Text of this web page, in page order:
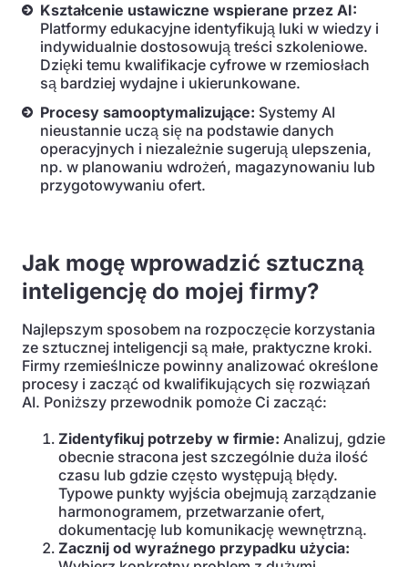
Kształcenie ustawiczne wspierane przez AI:
Platformy edukacyjne identyfikują luki w wiedzy i
indywidualnie dostosowują treści szkoleniowe.
Dzięki temu kwalifikacje cyfrowe w rzemiosłach
są bardziej wydajne i ukierunkowane.
Procesy samooptymalizujące: Systemy AI
nieustannie uczą się na podstawie danych
operacyjnych i niezależnie sugerują ulepszenia,
np. w planowaniu wdrożeń, magazynowaniu lub
przygotowywaniu ofert.
Jak mogę wprowadzić sztuczną
inteligencję do mojej firmy?
Najlepszym sposobem na rozpoczęcie korzystania
ze sztucznej inteligencji są małe, praktyczne kroki.
Firmy rzemieślnicze powinny analizować określone
procesy i zacząć od kwalifikujących się rozwiązań
AI. Poniższy przewodnik pomoże Ci zacząć:
Zidentyfikuj potrzeby w firmie: Analizuj, gdzie
obecnie stracona jest szczególnie duża ilość
czasu lub gdzie często występują błędy.
Typowe punkty wyjścia obejmują zarządzanie
harmonogramem, przetwarzanie ofert,
dokumentację lub komunikację wewnętrzną.
Zacznij od wyraźnego przypadku użycia: